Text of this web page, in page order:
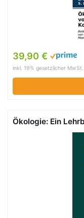
39,90 €
inkl. 19% gesetzlicher MwSt.
Ökologie: Ein